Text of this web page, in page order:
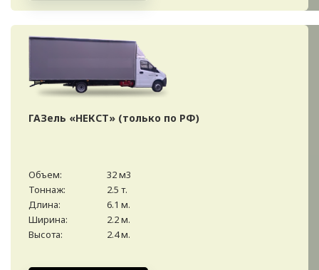
ГАЗель «НЕКСТ» (только по РФ)
Объем:
32 м3
Тоннаж:
2.5 т.
Длина:
6.1 м.
Ширина:
2.2 м.
Высота:
2.4 м.